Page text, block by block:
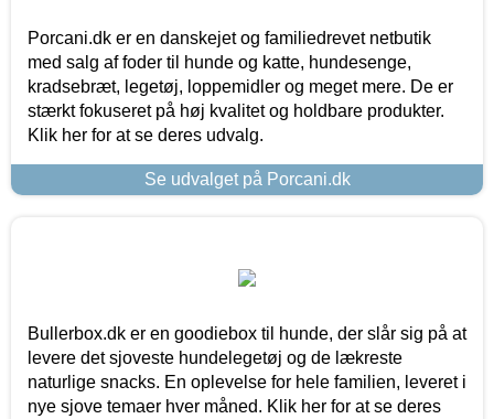
Porcani.dk er en danskejet og familiedrevet netbutik
med salg af foder til hunde og katte, hundesenge,
kradsebræt, legetøj, loppemidler og meget mere. De er
stærkt fokuseret på høj kvalitet og holdbare produkter.
Klik her for at se deres udvalg.
Se udvalget på Porcani.dk
Bullerbox.dk er en goodiebox til hunde, der slår sig på at
levere det sjoveste hundelegetøj og de lækreste
naturlige snacks. En oplevelse for hele familien, leveret i
nye sjove temaer hver måned. Klik her for at se deres